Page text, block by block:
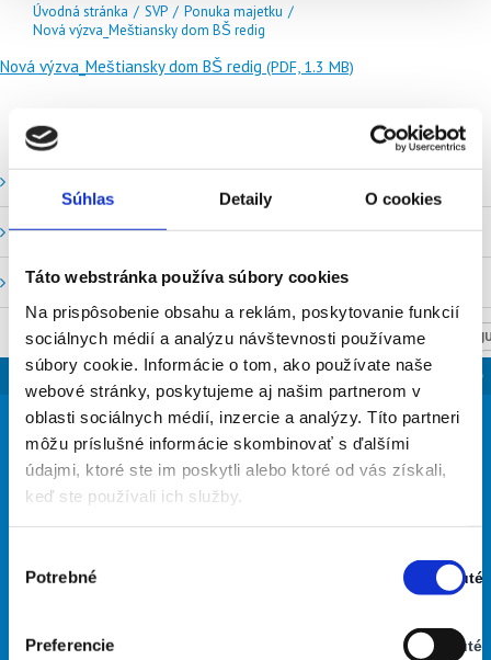
Súhlas Detaily O cookies
Táto webstránka používa súbory cookies
Na prispôsobenie obsahu a reklám, poskytovanie funkcií
sociálnych médií a analýzu návštevnosti používame
súbory cookie. Informácie o tom, ako používate naše
webové stránky, poskytujeme aj našim partnerom v
oblasti sociálnych médií, inzercie a analýzy. Títo partneri
môžu príslušné informácie skombinovať s ďalšími
údajmi, ktoré ste im poskytli alebo ktoré od vás získali,
keď ste používali ich služby.
súhlasu
Potrebné Zapnuté
Stav:
Preferencie
Vypnuté
Úvodná stránka / SVP / Ponuka majetku /
Nová výzva_Meštiansky dom BŠ redig
Nová výzva_Meštiansky dom BŠ redig (PDF, 1.3 MB)
Stavy a prietoky SVP, š. p.
Mapový portál
SLOVENSKO
NASTAV
28°
jasná obloha
38% Vlhkosť vzduchu:
° °